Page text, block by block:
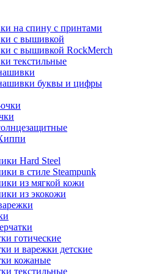
на спину с принтами
с вышивкой
с вышивкой RockMerch
текстильные
буквы и цифры
Hard Steel
в стиле Steampunk
из мягкой кожи
из экокожи
готические
и варежки детские
кожаные
текстильные